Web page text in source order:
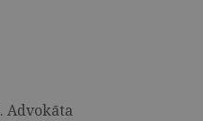
Advokāta